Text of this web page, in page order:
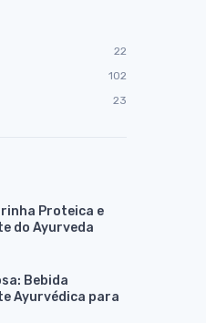
22
102
23
Proteica e
do Ayurveda
Bebida
Ayurvédica para